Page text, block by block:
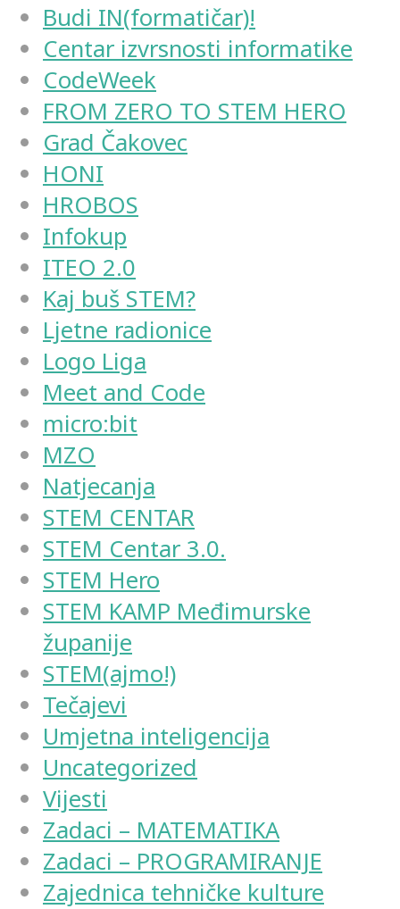
Budi IN(formatičar)!
Centar izvrsnosti informatike
CodeWeek
FROM ZERO TO STEM HERO
Grad Čakovec
HONI
HROBOS
Infokup
ITEO 2.0
Kaj buš STEM?
Ljetne radionice
Logo Liga
Meet and Code
micro:bit
MZO
Natjecanja
STEM CENTAR
STEM Centar 3.0.
STEM Hero
STEM KAMP Međimurske
županije
STEM(ajmo!)
Tečajevi
Umjetna inteligencija
Uncategorized
Vijesti
Zadaci – MATEMATIKA
Zadaci – PROGRAMIRANJE
Zajednica tehničke kulture